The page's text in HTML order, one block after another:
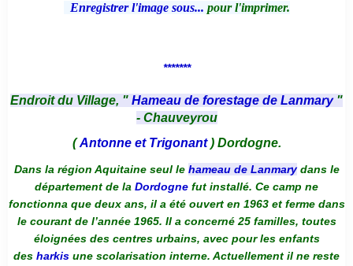
Enregistrer l'image sous... pour l'imprimer.
*******
Endroit du Village, " Hameau de forestage de Lanmary "
- Chauveyrou
(Antonne et Trigonant) Dordogne.
Dans la région Aquitaine seul le hameau de Lanmarydans le
département de la Dordogne fut installé. Ce camp ne
fonctionna que deux ans, il a été ouvert en 1963 et ferme dans
le courant de l’année 1965. Il a concerné 25 familles, toutes
éloignées des centres urbains, avec pour les enfants
des harkis une scolarisation interne. Actuellement il ne reste